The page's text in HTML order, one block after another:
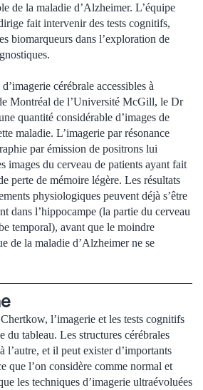
de la maladie d’Alzheimer. L’équipe
fait intervenir des tests cognitifs,
biomarqueurs dans l’exploration de
cérébrale accessibles à
Montréal de l’Université McGill, le Dr
quantité considérable d’images de
maladie. L’imagerie par résonance
par émission de positrons lui
images du cerveau de patients ayant fait
perte de mémoire légère. Les résultats
physiologiques peuvent déjà s’être
dans l’hippocampe (la partie du cerveau
temporal), avant que le moindre
de la maladie d’Alzheimer ne se
l’imagerie et les tests cognitifs
du tableau. Les structures cérébrales
l’autre, et il peut exister d’importants
que l’on considère comme normal et
les techniques d’imagerie ultraévoluées